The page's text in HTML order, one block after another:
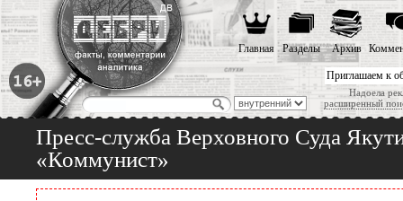
Приглашаем к
Надоела
расширенный
Главная Разделы Архив
Пресс-служба Верховного Суда
«Коммунист»